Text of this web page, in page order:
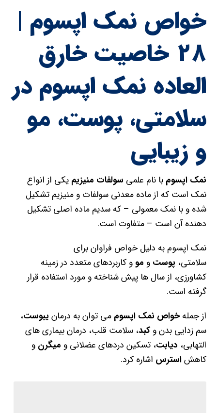
خواص نمک اپسوم |
۲۸ خاصیت خارق
العاده نمک اپسوم در
سلامتی، پوست، مو
و زیبایی
نمک اپسوم با نام علمی سولفات منیزیم یکی از انواع
نمک است که از ماده معدنی سولفات و منیزیم تشکیل
شده و با نمک معمولی – که سدیم ماده اصلی تشکیل
دهنده آن است – متفاوت است.
نمک اپسوم به دلیل خواص فراوان برای
سلامتی، پوستو مو و کاربردهای متعدد در زمینه
کشاورزی، از سال ها پیش شناخته و مورد استفاده قرار
گرفته است.
از جملهخواص نمک اپسوم می توان به درمان یبوست،
سم زدایی بدن وکبد، سلامت قلب، درمان بیماری های
التهابی، دیابت، تسکین دردهای عضلانی و میگرن و
کاهشاسترس اشاره کرد.